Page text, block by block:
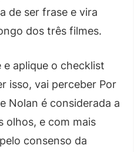
de ser frase e vira
dos três filmes.
aplique o checklist
isso, vai perceber Por
Nolan é considerada a
olhos, e com mais
consenso da